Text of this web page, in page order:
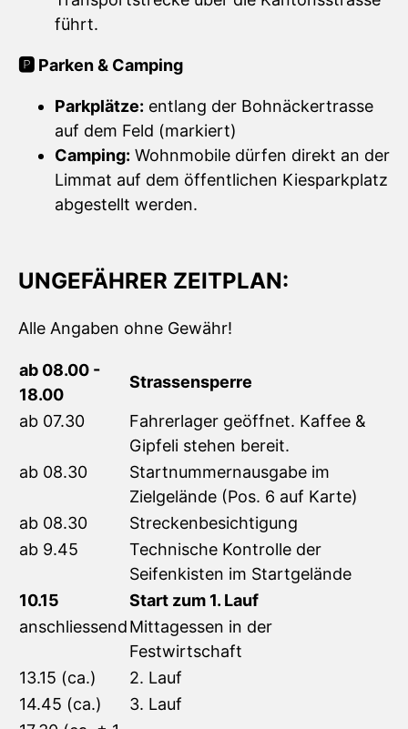
führt.
🅿️ Parken & Camping
Parkplätze: entlang der Bohnäckertrasse
auf dem Feld (markiert)
Camping: Wohnmobile dürfen direkt an der
Limmat auf dem öffentlichen Kiesparkplatz
abgestellt werden.
UNGEFÄHRER ZEITPLAN:
Alle Angaben ohne Gewähr!
ab 08.00 -
18.00
Strassensperre
ab 07.30
Fahrerlager geöffnet. Kaffee &
Gipfeli stehen bereit.
ab 08.30
Startnummernausgabe im
Zielgelände (Pos. 6 auf Karte)
ab 08.30
Streckenbesichtigung
ab 9.45
Technische Kontrolle der
Seifenkisten im Startgelände
10.15
Start zum 1. Lauf
anschliessendMittagessen in der
Festwirtschaft
13.15 (ca.)
2. Lauf
14.45 (ca.)
3. Lauf